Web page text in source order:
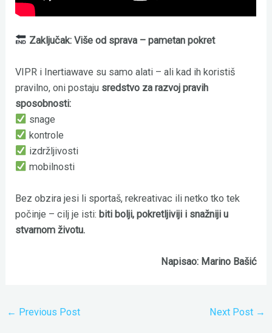
Zaključak: Više od sprava – pametan pokret
VIPR i Inertiawave su samo alati – ali kad ih koristiš
pravilno, oni postaju sredstvo za razvoj pravih
sposobnosti:
snage
kontrole
izdržljivosti
mobilnosti
Bez obzira jesi li sportaš, rekreativac ili netko tko tek
počinje – cilj je isti: biti bolji, pokretljiviji i snažniji u
stvarnom životu.
Napisao: Marino Bašić
← Previous Post Next Post →